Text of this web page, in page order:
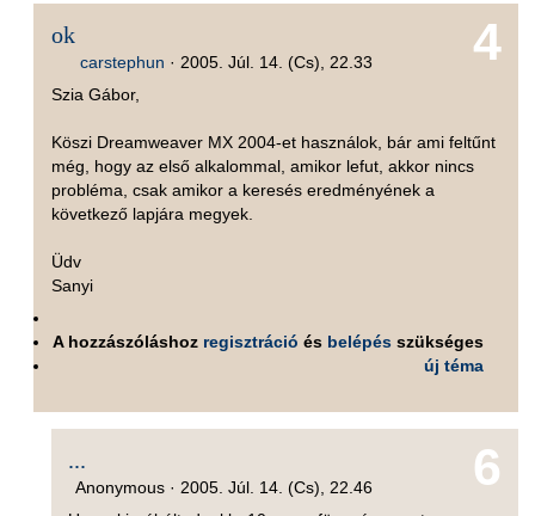
4
ok
carstephun · 2005. Júl. 14. (Cs), 22.33
Szia Gábor,
Köszi Dreamweaver MX 2004-et használok, bár ami feltűnt
még, hogy az első alkalommal, amikor lefut, akkor nincs
probléma, csak amikor a keresés eredményének a
következő lapjára megyek.
Üdv
Sanyi
A hozzászóláshoz regisztráció és belépés szükséges
új téma
6
...
Anonymous · 2005. Júl. 14. (Cs), 22.46